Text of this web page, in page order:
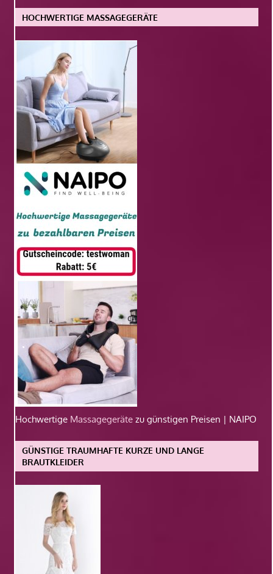
HOCHWERTIGE MASSAGEGERÄTE
Hochwertige Massagegeräte zu günstigen Preisen | NAIPO
GÜNSTIGE TRAUMHAFTE KURZE UND LANGE
BRAUTKLEIDER